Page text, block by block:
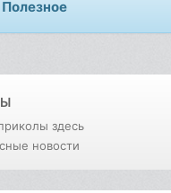
Полезное
здесь
новости